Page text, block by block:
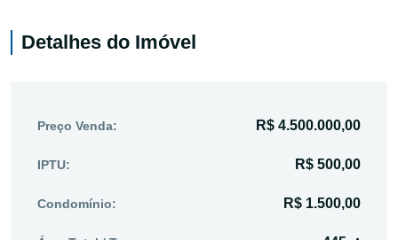
Detalhes do Imóvel
Preço Venda: R$ 4.500.000,00
IPTU: R$ 500,00
Condomínio: R$ 1.500,00